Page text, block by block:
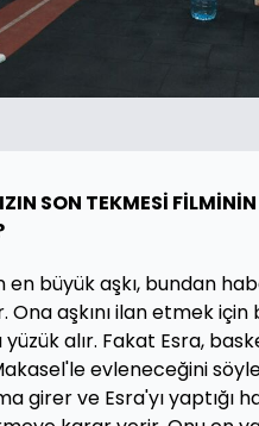
SON TEKMESİ
en büyük aşkı, bundan
Ona aşkını ilan etmek için
yüzük alır. Fakat Esra,
evleneceğini
girer ve Esra'yı yaptığı